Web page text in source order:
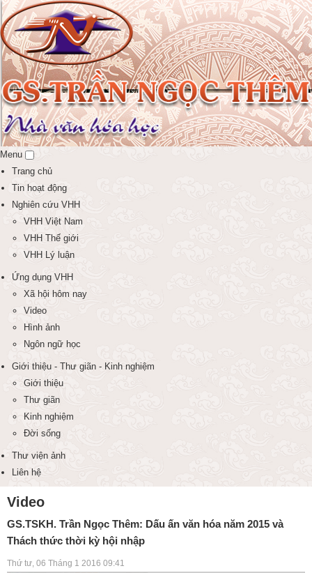
Menu
Trang chủ
Tin hoạt động
Nghiên cứu VHH
VHH Việt Nam
VHH Thế giới
VHH Lý luận
Ứng dụng VHH
Xã hội hôm nay
Video
Hình ảnh
Ngôn ngữ học
Giới thiệu - Thư giãn - Kinh nghiệm
Giới thiệu
Thư giãn
Kinh nghiệm
Đời sống
Thư viện ảnh
Liên hệ
Video
GS.TSKH. Trần Ngọc Thêm: Dấu ấn văn hóa năm 2015 và
Thách thức thời kỳ hội nhập
Thứ tư, 06 Tháng 1 2016 09:41